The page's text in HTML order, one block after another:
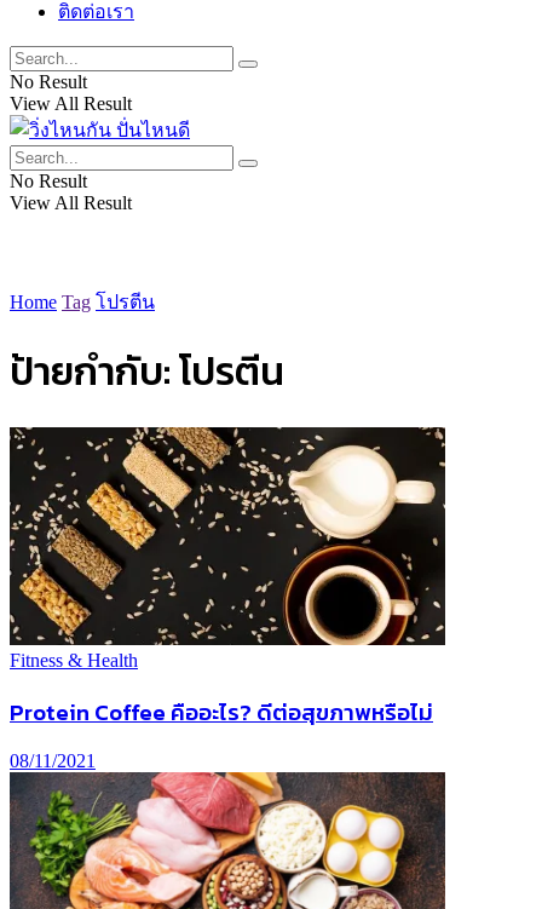
ติดต่อเรา
No Result
View All Result
No Result
View All Result
Home Tag โปรตีน
ป้ายกำกับ:โปรตีน
Fitness & Health
Protein Coffee คืออะไร? ดีต่อสุขภาพหรือไม่
08/11/2021